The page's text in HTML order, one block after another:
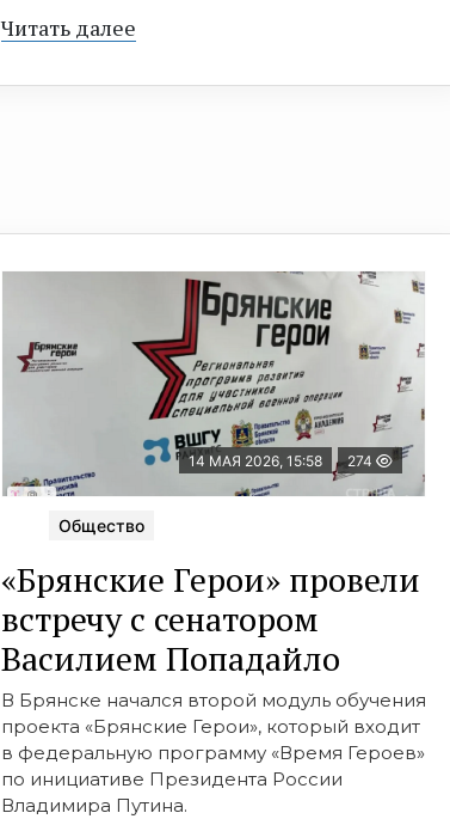
Читать далее
14 МАЯ 2026, 15:58 274
Общество
«Брянские Герои» провели
встречу с сенатором
Василием Попадайло
В Брянске начался второй модуль обучения
проекта «Брянские Герои», который входит
в федеральную программу «Время Героев»
по инициативе Президента России
Владимира Путина.